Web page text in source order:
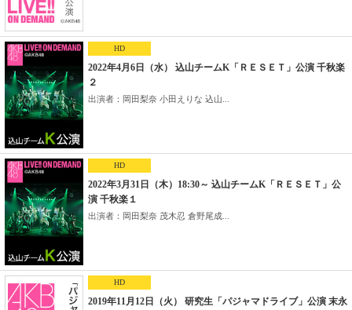
HD
2022年4月6日（水） 込山チームK「ＲＥＳＥＴ」公演 千秋楽
２
出演者：岡田梨奈 小田えりな 込山...
HD
2022年3月31日（木）18:30～ 込山チームK「ＲＥＳＥＴ」公
演 千秋楽１
出演者：岡田梨奈 茂木忍 倉野尾成...
HD
2019年11月12日（火） 研究生「パジャマドライブ」公演 末永